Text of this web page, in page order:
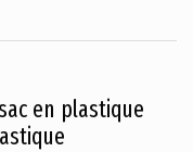
en plastique